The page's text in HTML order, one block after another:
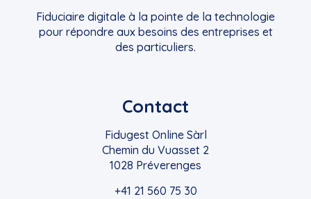
Fiduciaire digitale à la pointe de la technologie
pour répondre aux besoins des entreprises et
des particuliers.
Contact
Fidugest Online Sàrl
Chemin du Vuasset 2
1028 Préverenges
+41 21 560 75 30